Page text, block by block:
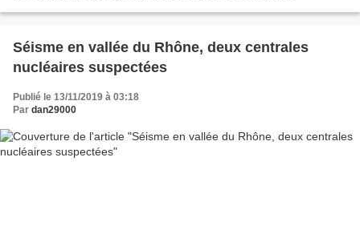
proposera deux soirées...
Séisme en vallée du Rhône, deux centrales
nucléaires suspectées
Publié le 13/11/2019 à 03:18
Par dan29000